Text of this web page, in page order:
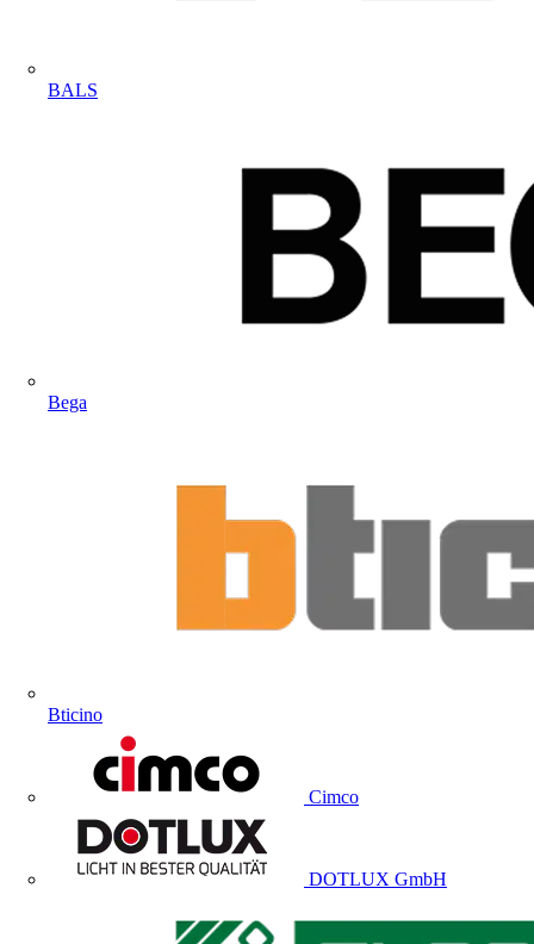
BALS
Bega
Bticino
Cimco
DOTLUX GmbH